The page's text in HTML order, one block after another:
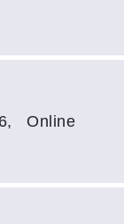
Online